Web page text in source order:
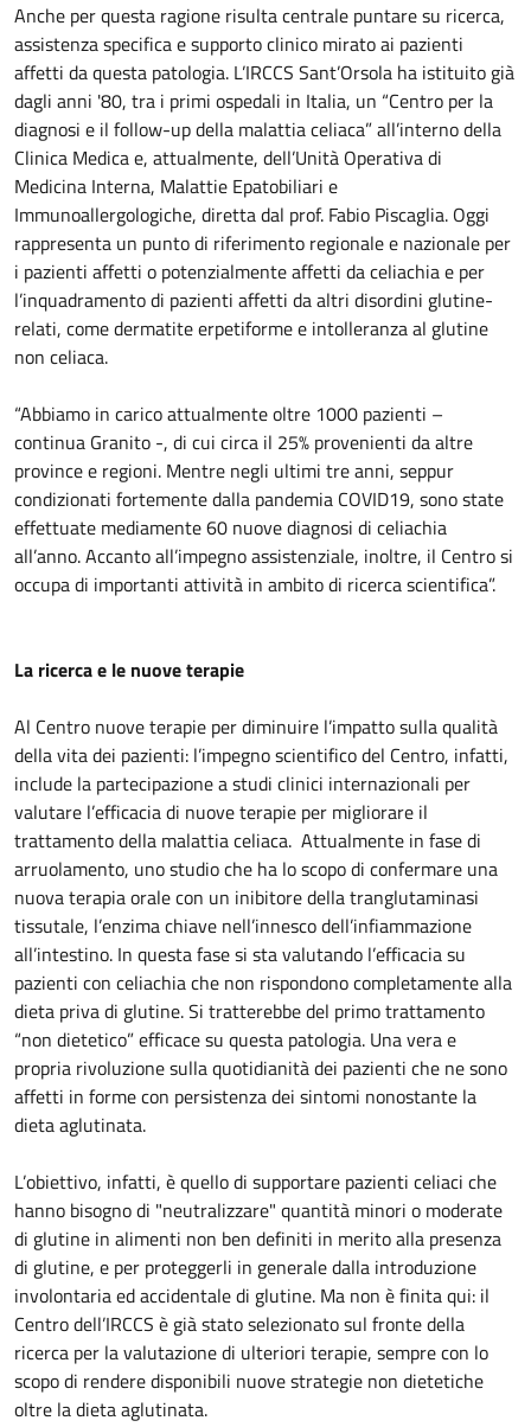
Anche per questa ragione risulta centrale puntare su ricerca,
assistenza specifica e supporto clinico mirato ai pazienti
affetti da questa patologia. L’IRCCS Sant’Orsola ha istituito già
dagli anni '80, tra i primi ospedali in Italia, un “Centro per la
diagnosi e il follow-up della malattia celiaca” all’interno della
Clinica Medica e, attualmente, dell’Unità Operativa di
Medicina Interna, Malattie Epatobiliari e
Immunoallergologiche, diretta dal prof. Fabio Piscaglia. Oggi
rappresenta un punto di riferimento regionale e nazionale per
i pazienti affetti o potenzialmente affetti da celiachia e per
l’inquadramento di pazienti affetti da altri disordini glutine-
relati, come dermatite erpetiforme e intolleranza al glutine
non celiaca.
“Abbiamo in carico attualmente oltre 1000 pazienti –
continua Granito -, di cui circa il 25% provenienti da altre
province e regioni. Mentre negli ultimi tre anni, seppur
condizionati fortemente dalla pandemia COVID19, sono state
effettuate mediamente 60 nuove diagnosi di celiachia
all’anno. Accanto all’impegno assistenziale, inoltre, il Centro si
occupa di importanti attività in ambito di ricerca scientifica”.
La ricerca e le nuove terapie
Al Centro nuove terapie per diminuire l’impatto sulla qualità
della vita dei pazienti: l’impegno scientifico del Centro, infatti,
include la partecipazione a studi clinici internazionali per
valutare l’efficacia di nuove terapie per migliorare il
trattamento della malattia celiaca. Attualmente in fase di
arruolamento, uno studio che ha lo scopo di confermare una
nuova terapia orale con un inibitore della tranglutaminasi
tissutale, l’enzima chiave nell’innesco dell’infiammazione
all’intestino. In questa fase si sta valutando l’efficacia su
pazienti con celiachia che non rispondono completamente alla
dieta priva di glutine. Si tratterebbe del primo trattamento
“non dietetico” efficace su questa patologia. Una vera e
propria rivoluzione sulla quotidianità dei pazienti che ne sono
affetti in forme con persistenza dei sintomi nonostante la
dieta aglutinata.
L’obiettivo, infatti, è quello di supportare pazienti celiaci che
hanno bisogno di "neutralizzare" quantità minori o moderate
di glutine in alimenti non ben definiti in merito alla presenza
di glutine, e per proteggerli in generale dalla introduzione
involontaria ed accidentale di glutine. Ma non è finita qui: il
Centro dell’IRCCS è già stato selezionato sul fronte della
ricerca per la valutazione di ulteriori terapie, sempre con lo
scopo di rendere disponibili nuove strategie non dietetiche
oltre la dieta aglutinata.